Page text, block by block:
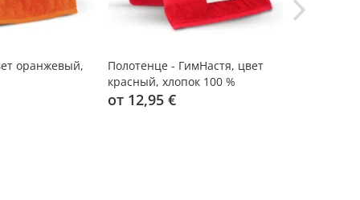
оранжевый,
Полотенце - ГимНастя, цвет
красный, хлопок 100 %
от 12,95 €